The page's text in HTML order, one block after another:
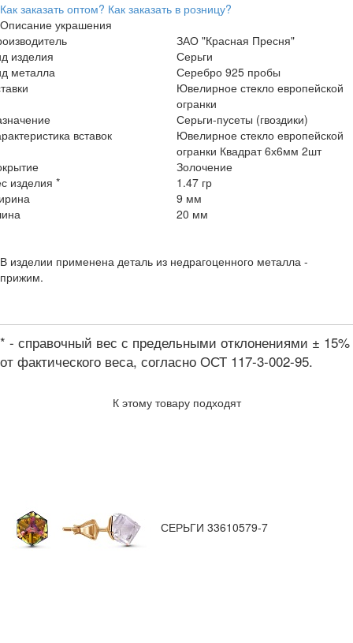
Как заказать оптом? Как заказать в розницу?
Описание украшения
ЗАО "Красная Пресня"
изделия
Серьги
металла
Серебро 925 пробы
Ювелирное стекло европейской
огранки
Серьги-пусеты (гвоздики)
вставок
Ювелирное стекло европейской
огранки Квадрат 6х6мм 2шт
Золочение
изделия *
1.47 гр
9 мм
20 мм
В изделии применена деталь из недрагоценного металла -
прижим.
* - справочный вес с предельными отклонениями ± 15%
от фактического веса, согласно ОСТ 117-3-002-95.
К этому товару подходят
СЕРЬГИ 33610579-7